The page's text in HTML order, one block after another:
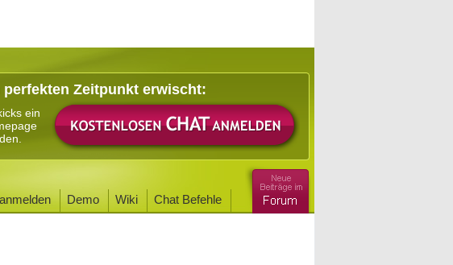
perfekten Zeitpunkt erwischt:
ein
Demo Wiki Chat Befehle